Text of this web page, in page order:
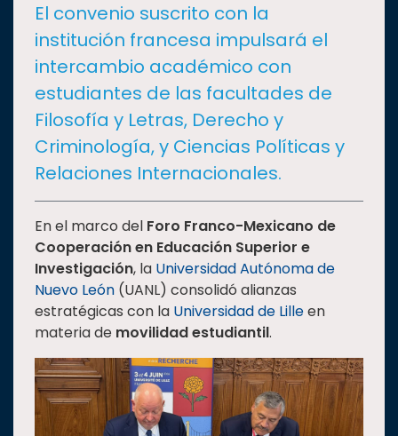
DEPORTES
I+D+IEXPERTOS
SALUD
SUSTENTABILIDAD
TEMAS
Oferta
educativa
Rectoría
Investigación
El convenio suscrito con la
institución francesa impulsará el
intercambio académico con
estudiantes de las facultades de
Filosofía y Letras, Derecho y
Criminología, y Ciencias Políticas y
Relaciones Internacionales.
En el marco del Foro Franco-Mexicano de
Cooperación en Educación Superior e
Investigación, la Universidad Autónoma de
Nuevo León (UANL) consolidó alianzas
estratégicas con la Universidad de Lilleen
materia de movilidad estudiantil.